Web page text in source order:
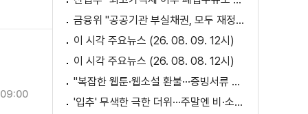
09:00
금융위 "공공기관 부실채권, 모두 재정으로 보전되는 것 아냐"
이 시각 주요뉴스 (26. 08. 09. 12시)
이 시각 주요뉴스 (26. 08. 08. 12시)
"복잡한 웹툰·웹소설 환불···증빙서류 요구까지"
'입추' 무색한 극한 더위···주말엔 비·소나기